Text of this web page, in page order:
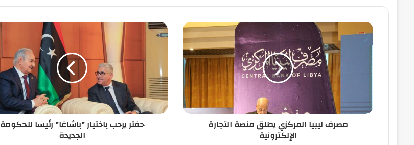
د
ا
مصرف ليبيا المركزي يطلق منصة التجارة
الإلكترونية
حفتر يرحب باختيار "باشاغا" رئيسا للحكومة
الجديدة